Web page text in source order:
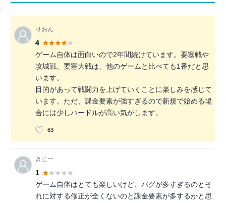
りおん
4
ゲーム自体は面白いので2年間続けています。要塞戦や
攻城戦、要塞大戦は、他のゲームと比べても1番だと思
います。
目的があって戦闘力を上げていくことに楽しみを感じて
います。ただ、課金要素が強すぎるので新規で始める場
合には少しハードルが高い気がします。
63
きじー
1
ゲーム自体はとても楽しいけど、バグが多すぎるのとそ
れに対する修正が全くないのと課金要素が多するかと思